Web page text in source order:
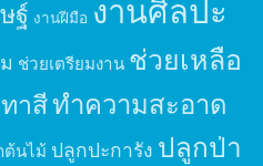
ฐ์ งานฝีมือ งานศิลปะ
ช่วยเตรียมงาน ช่วยเหลือ
ทาสีทำความสะอาด
ต้นไม้ ปลูกปะการัง ปลูกป่า